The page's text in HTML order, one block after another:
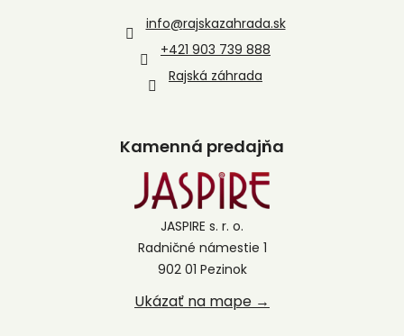
info@rajskazahrada.sk
+421 903 739 888
Rajská záhrada
Kamenná predajňa
JASPIRE s. r. o.
Radničné námestie 1
902 01 Pezinok
Ukázať na mape →